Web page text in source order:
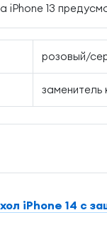
13
розовый/
заменитель
iPhone 14 с